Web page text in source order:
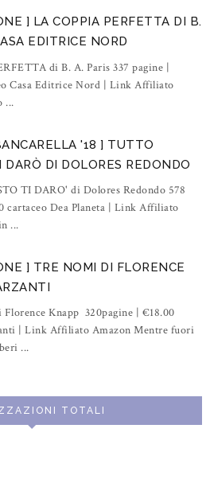
] LA COPPIA PERFETTA DI B.
EDITRICE NORD
di B. A. Paris 337 pagine |
Casa Editrice Nord | Link Affiliato
...
'18 ] TUTTO
DI DOLORES REDONDO
TI DARO' di Dolores Redondo 578
cartaceo Dea Planeta | Link Affiliato
...
] TRE NOMI DI FLORENCE
Knapp 320pagine | €18.00
| Link Affiliato Amazon Mentre fuori
...
TOTALI